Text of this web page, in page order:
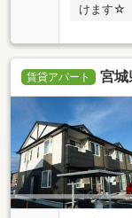
けます☆
賃貸アパート 宮城